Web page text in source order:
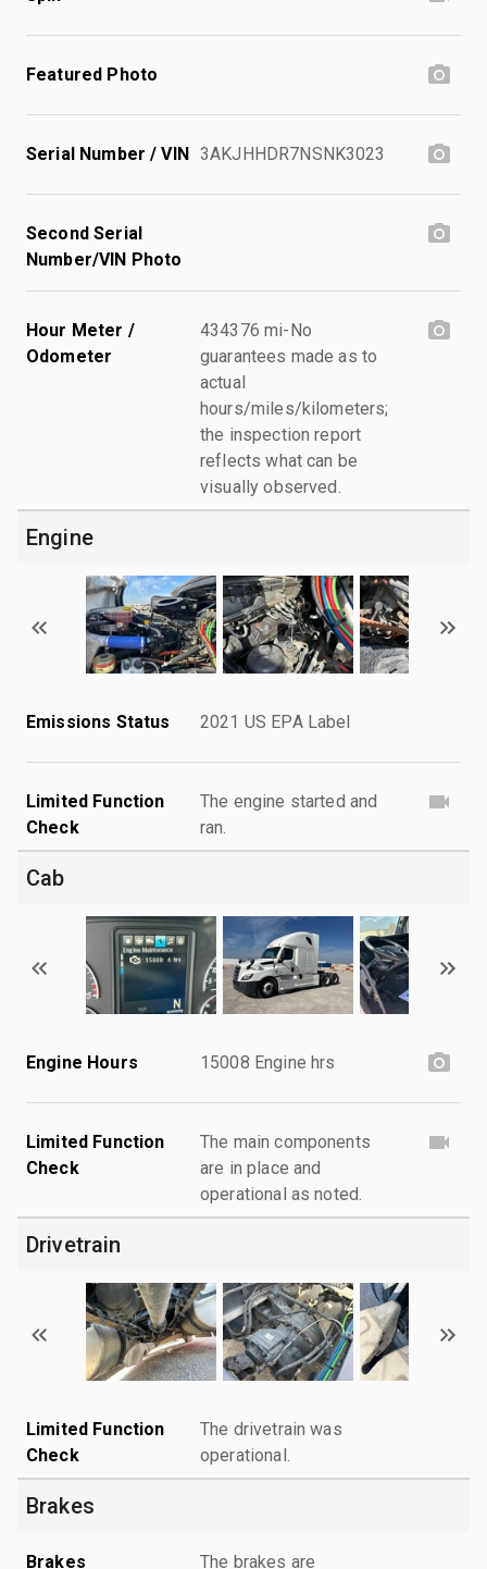
Featured Photo
Serial Number / VIN 3AKJHHDR7NSNK3023
Second Serial
Number/VIN Photo
Hour Meter /
Odometer
434376 mi-No
guarantees made as to
actual
hours/miles/kilometers;
the inspection report
reflects what can be
visually observed.
Engine
Emissions Status 2021 US EPA Label
Limited Function
Check
The engine started and
ran.
Cab
Engine Hours 15008 Engine hrs
Limited Function
Check
The main components
are in place and
operational as noted.
Drivetrain
Limited Function
Check
The drivetrain was
operational.
Brakes
Brakes The brakes are